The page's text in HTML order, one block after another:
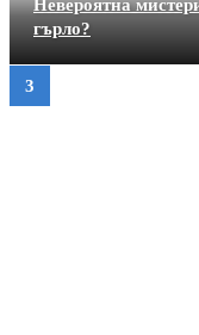
Невероятна
гърло?